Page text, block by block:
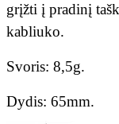
grįžti į pradinį
kabliuko.
Svoris: 8,5g.
Dydis: 65mm.